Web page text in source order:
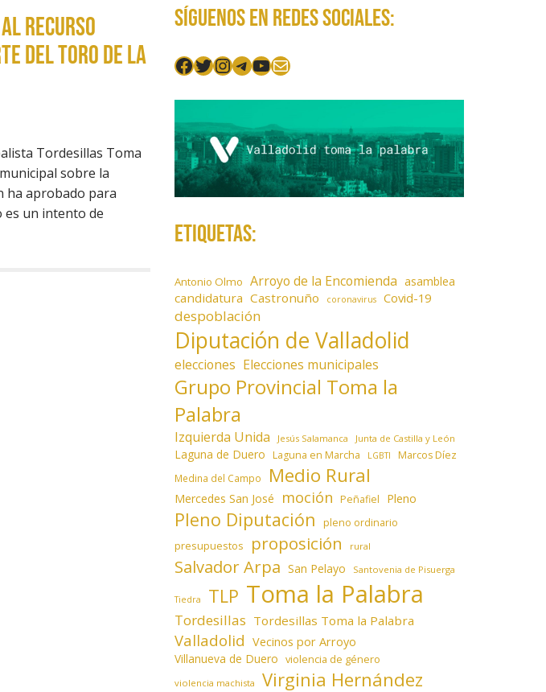
RECURSO
DEL TORO DE LA
Tordesillas Toma
sobre la
ha aprobado para
es un intento de
Síguenos en redes sociales:
Facebook
Twitter
Instagram
Telegram
YouTube
Mail
Etiquetas:
Antonio Olmo Arroyo de la Encomienda asamblea
candidatura Castronuño coronavirus Covid-19
despoblación
Diputación de Valladolid
elecciones Elecciones municipales
Grupo Provincial Toma la
Palabra
Izquierda Unida Jesús Salamanca Junta de Castilla y León
Laguna de Duero Laguna en Marcha LGBTI Marcos Díez
Medina del Campo Medio Rural
Mercedes San José moción Peñafiel Pleno
Pleno Diputación pleno ordinario
presupuestos proposición rural
Salvador Arpa San Pelayo Santovenia de Pisuerga
Tiedra TLP Toma la Palabra
Tordesillas Tordesillas Toma la Palabra
Valladolid Vecinos por Arroyo
Villanueva de Duero violencia de género
violencia machista Virginia Hernández